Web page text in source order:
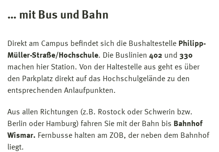
… mit Bus und Bahn
Direkt am Campus befindet sich die Bushaltestelle Philipp-
Müller-Straße/Hochschule. Die Buslinien 402 und 330
machen hier Station. Von der Haltestelle aus geht es über
den Parkplatz direkt auf das Hochschulgelände zu den
entsprechenden Anlaufpunkten.
Aus allen Richtungen (z.B. Rostock oder Schwerin bzw.
Berlin oder Hamburg) fahren Sie mit der Bahn bis Bahnhof
Wismar. Fernbusse halten am ZOB, der neben dem Bahnhof
liegt.